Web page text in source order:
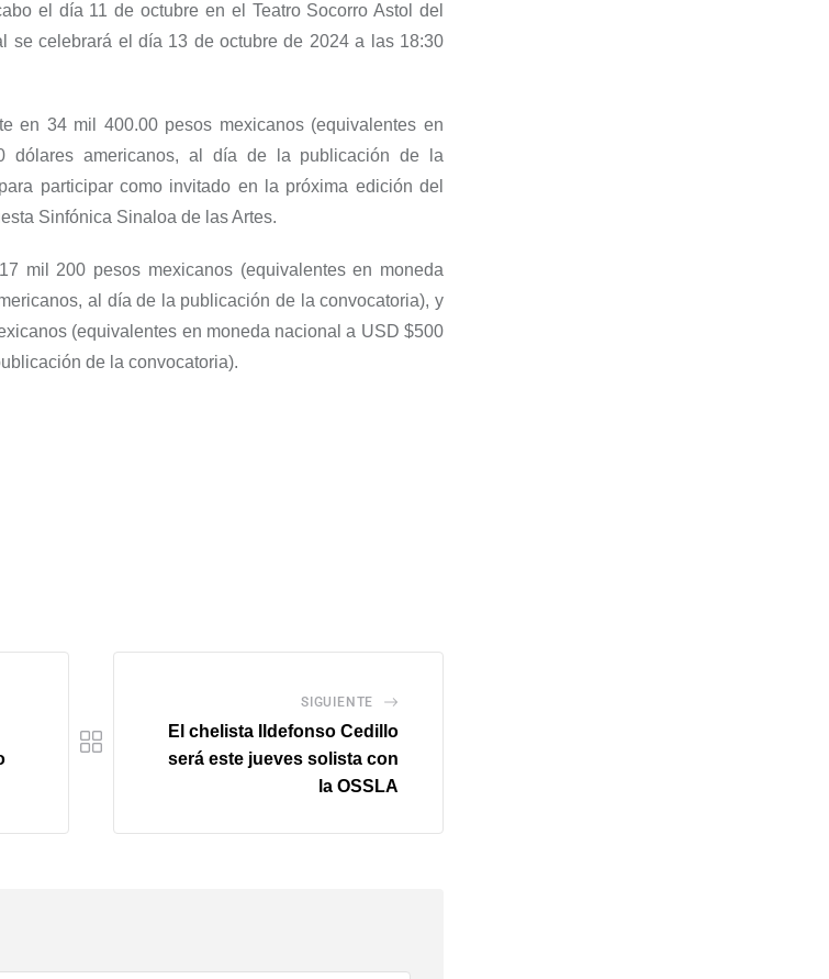
el día 11 de octubre en el Teatro Socorro Astol del
se celebrará el día 13 de octubre de 2024 a las 18:30
en 34mil 400.00 pesos mexicanos (equivalentes en
dólares americanos, al día dela publicación de la
participar como invitado en la próxima edición del
Sinfónica Sinaloa de las Artes.
mil 200 pesos mexicanos (equivalentes en moneda
al día de la publicación de la convocatoria), y
(equivalentes en moneda nacional a USD $500
de la convocatoria).
SIGUIENTE
El chelista Ildefonso Cedillo
será este jueves solista con
la OSSLA